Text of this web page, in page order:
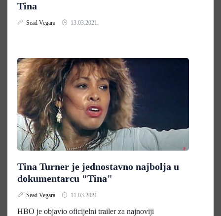
Tina
Sead Vegara 13.03.2021.
Tina Turner je jednostavno najbolja u
dokumentarcu "Tina"
Sead Vegara 11.03.2021.
HBO je objavio oficijelni trailer za najnoviji